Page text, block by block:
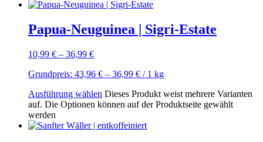
Papua-Neuguinea | Sigri-Estate
10,99 € – 36,99 €
Grundpreis: 43,96 € – 36,99 € / 1 kg
Ausführung wählen Dieses Produkt weist mehrere Varianten
auf. Die Optionen können auf der Produktseite gewählt
werden